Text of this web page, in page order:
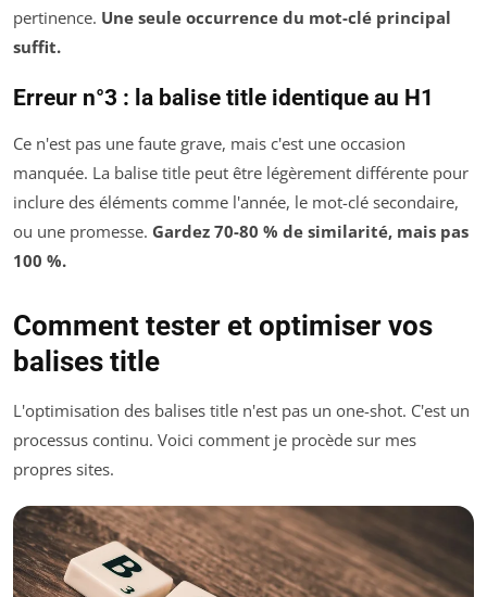
pertinence. Une seule occurrence du mot-clé principal
suffit.
Erreur n°3 : la balise title identique au H1
Ce n'est pas une faute grave, mais c'est une occasion
manquée. La balise title peut être légèrement différente pour
inclure des éléments comme l'année, le mot-clé secondaire,
ou une promesse. Gardez 70-80 % de similarité, mais pas
100 %.
Comment tester et optimiser vos
balises title
L'optimisation des balises title n'est pas un one-shot. C'est un
processus continu. Voici comment je procède sur mes
propres sites.